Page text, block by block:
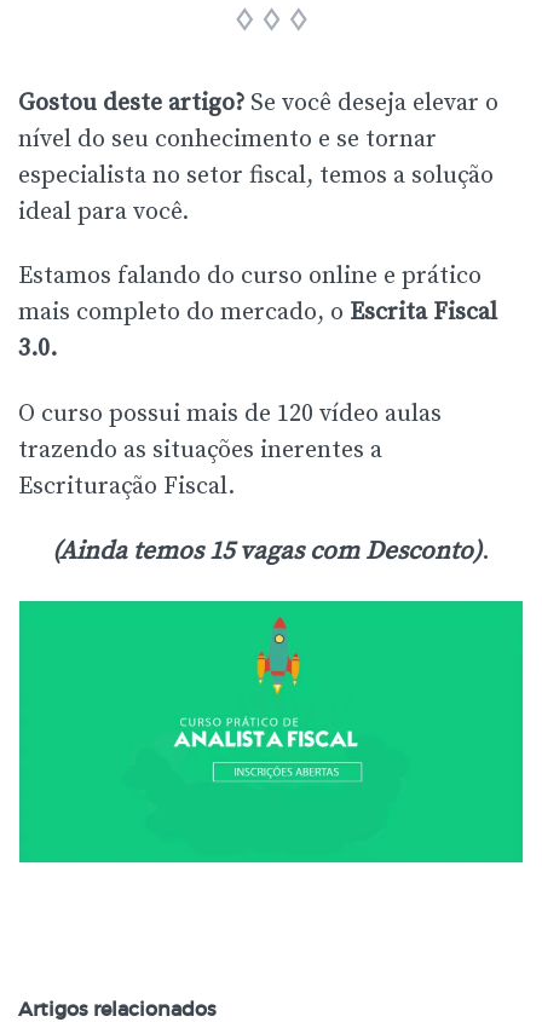
Gostou deste artigo? Se você deseja elevar o
nível do seu conhecimento e se tornar
especialista no setor fiscal, temos a solução
ideal para você.
Estamos falando do curso online e prático
mais completo do mercado, o Escrita Fiscal
3.0.
O curso possui mais de 120 vídeo aulas
trazendo as situações inerentes a
Escrituração Fiscal.
(Ainda temos 15 vagas com Desconto).
Artigos relacionados